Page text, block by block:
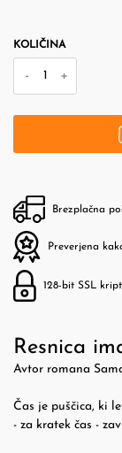
KOLIČINA
- +
Brezplačna
Preverjena
128-bit SSL
Resnica
Avtor romana
Čas je puščica, ki
- za kratek čas -